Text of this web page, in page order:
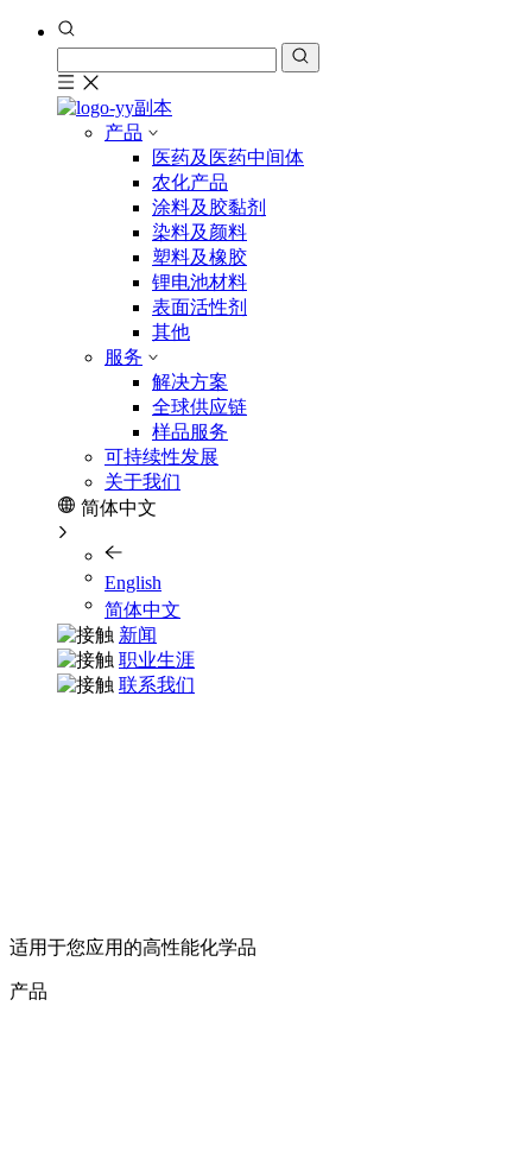
产品
医药及医药中间体
农化产品
涂料及胶黏剂
染料及颜料
塑料及橡胶
锂电池材料
表面活性剂
其他
服务
解决方案
全球供应链
样品服务
可持续性发展
关于我们
简体中文
English
简体中文
新闻
职业生涯
联系我们
适用于您应用的高性能化学品
产品